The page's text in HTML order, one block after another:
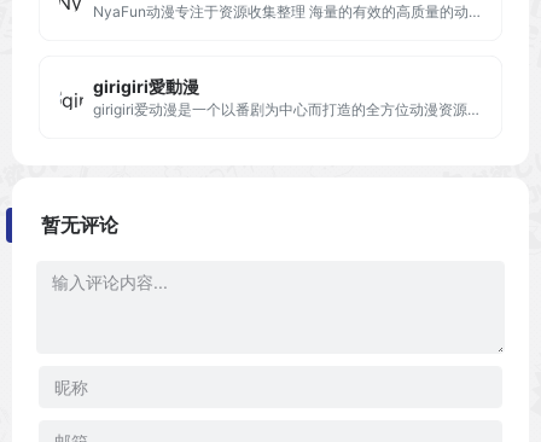
NyaFun动漫专注于资源收集整理 海量的有效的高质量的动漫，资源下载，最新电影，观看完全免费、高速播放、更新及时在线，我们致力为所有动漫迷们提供最好看的动漫
girigiri愛動漫
girigiri爱动漫是一个以番剧为中心而打造的全方位动漫资源网站，
暂无评论